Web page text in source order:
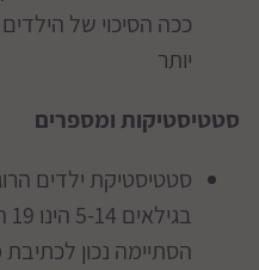
ככה הסיכוי של
יותר
סטטיסטיקות ומספרים
הסתיימה נכון